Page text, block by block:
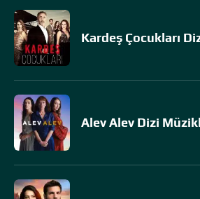
Kardeş Çocukları
Alev Alev Dizi